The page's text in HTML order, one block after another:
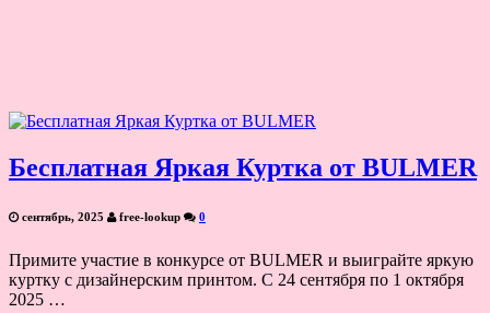
Бесплатная Яркая Куртка от BULMER
сентябрь, 2025 free-lookup 0
Примите участие в конкурсе от BULMER и выиграйте яркую
куртку с дизайнерским принтом. С 24 сентября по 1 октября
2025 …